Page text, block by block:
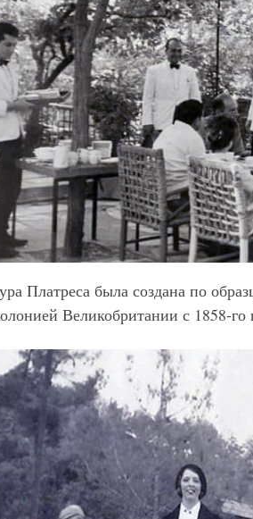
Платреса была создана по
Великобритании с 1858-го